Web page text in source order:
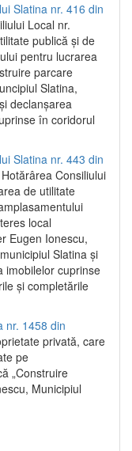
Slatina nr. 416 din
Local nr.
publică și de
pentru lucrarea
parcare
Slatina,
declanșarea
în coridorul
Slatina nr. 443 din
Consiliului
de utilitate
local
Eugen Ionescu,
Slatina şi
imobilelor cuprinse
şi completările
nr. 1458 din
privată, care
pe
„Construire
Municipiul